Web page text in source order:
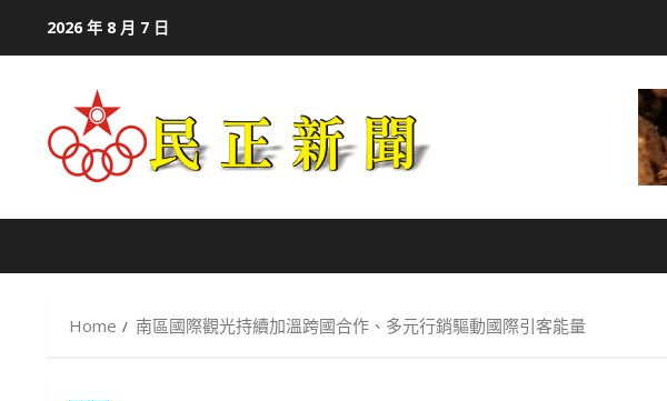
2026 年 8 月 7 日
Home 南區國際觀光持續加溫跨國合作、多元行銷驅動國際引客能量